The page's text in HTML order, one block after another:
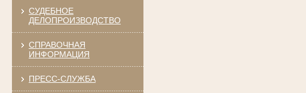
СУДЕБНОЕ
ДЕЛОПРОИЗВОДСТВО
СПРАВОЧНАЯ
ИНФОРМАЦИЯ
ПРЕСС-СЛУЖБА